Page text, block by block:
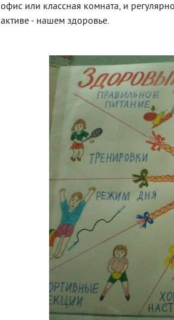
офис или классная комната, и
активе - нашем здоровье.